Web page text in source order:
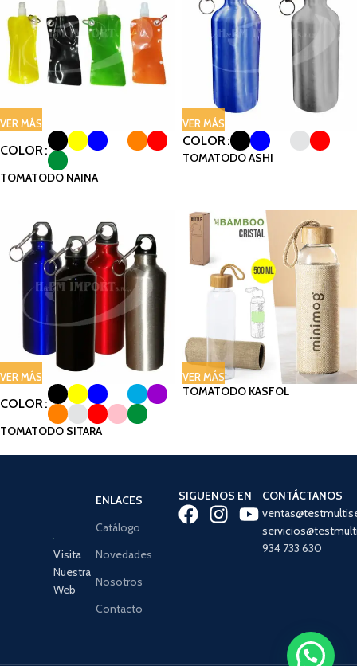
VER MÁS
COLOR
TOMATODO NAINA
VER MÁS
COLOR
TOMATODO ASHI
VER MÁS
COLOR
TOMATODO SITARA
VER MÁS
TOMATODO KASFOL
Visita
Nuestra
Web
ENLACES
Catálogo
Novedades
Nosotros
Contacto
SIGUENOS EN
CONTÁCTANOS
934 733 630